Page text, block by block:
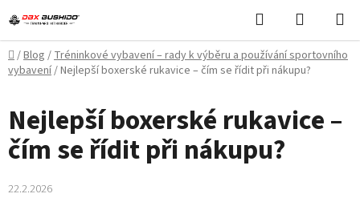
na
obsah
Hledat
KOŠÍK
Domů
/Blog /Tréninkové vybavení – rady k výběru a používání sportovního
vybavení/Nejlepší boxerské rukavice – čím se řídit při nákupu?
Nejlepší boxerské rukavice –
čím se řídit při nákupu?
22.2.2026